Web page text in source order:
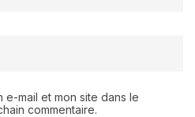
e-mail et mon site dans le
commentaire.